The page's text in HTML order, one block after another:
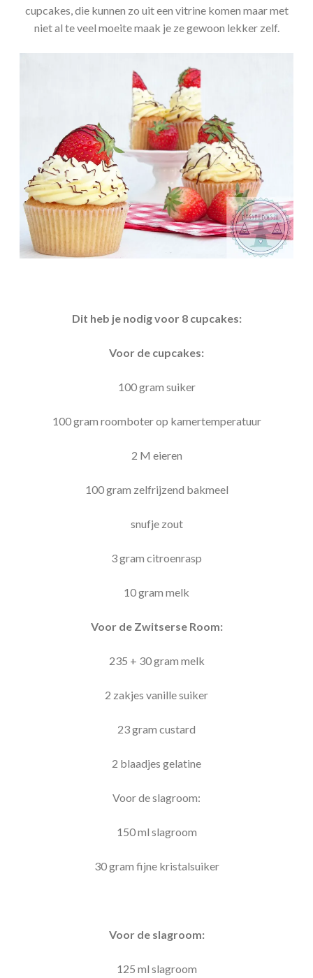
cupcakes, die kunnen zo uit een vitrine komen maar met
niet al te veel moeite maak je ze gewoon lekker zelf.
Dit heb je nodig voor 8 cupcakes:
Voor de cupcakes:
100 gram suiker
100 gram roomboter op kamertemperatuur
2 M eieren
100 gram zelfrijzend bakmeel
snufje zout
3 gram citroenrasp
10 gram melk
Voor de Zwitserse Room:
235 + 30 gram melk
2 zakjes vanille suiker
23 gram custard
2 blaadjes gelatine
Voor de slagroom:
150 ml slagroom
30 gram fijne kristalsuiker
Voor de slagroom:
125 ml slagroom